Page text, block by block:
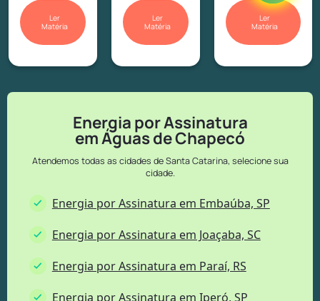
Ler
Matéria
Ler
Matéria
Ler
Matéria
Energia por Assinatura
em Águas de Chapecó
Atendemos todas as cidades de Santa Catarina, selecione sua
cidade.
Energia por Assinatura em Embaúba, SP
Energia por Assinatura em Joaçaba, SC
Energia por Assinatura em Paraí, RS
Energia por Assinatura em Iperó, SP